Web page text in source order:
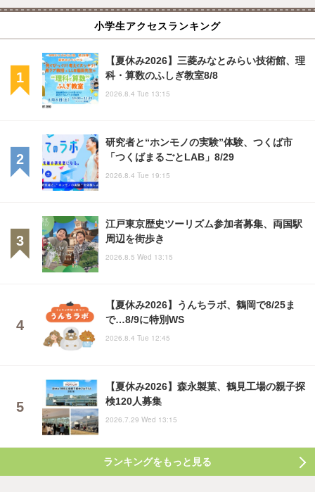
小学生アクセスランキング
【夏休み2026】三菱みなとみらい技術館、理
科・算数のふしぎ教室8/8
2026.8.4 Tue 13:15
研究者と“ホンモノの実験”体験、つくば市
「つくばまるごとLAB」8/29
2026.8.4 Tue 19:15
江戸東京歴史ツーリズム参加者募集、両国駅
周辺を街歩き
2026.8.5 Wed 13:15
【夏休み2026】うんちラボ、鶴岡で8/25ま
で…8/9に特別WS
2026.8.4 Tue 12:45
【夏休み2026】森永製菓、鶴見工場の親子探
検120人募集
2026.7.29 Wed 13:15
ランキングをもっと見る